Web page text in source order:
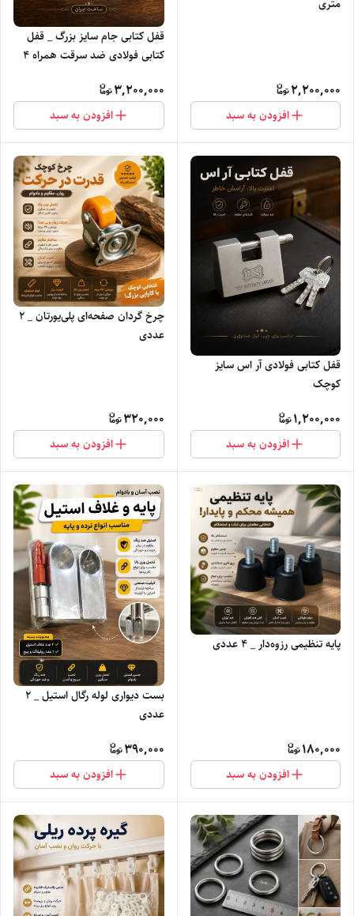
متری
2,200,000
افزودن به سبد
قفل کتابی جام سایز بزرگ _ قفل
کتابی فولادی ضد سرقت همراه ۴
3,200,000
افزودن به سبد
قفل کتابی فولادی آر اس سایز
کوچک
1,200,000
افزودن به سبد
چرخ گردان صفحه‌ای پلی‌یورتان _ ۲
عددی
320,000
افزودن به سبد
پایه تنظیمی رزوه‌دار _ ۴ عددی
180,000
افزودن به سبد
بست دیواری لوله رگال استیل _ ۲
عددی
390,000
افزودن به سبد